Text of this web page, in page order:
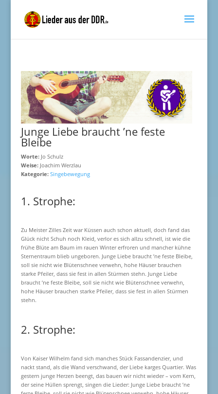
Junge Liebe braucht ’ne feste
Bleibe
Worte:Jo Schulz
Weise:Joachim Werzlau
Kategorie: Singebewegung
1. Strophe:
Zu Meister Zilles Zeit war Küssen auch schon aktuell, doch fand das
Glück nicht Schuh noch Kleid, verlor es sich allzu schnell, ist wie die
frühe Blüte am Baum im rauen Winter erfroren und mancher kühne
Sternentraum blieb ungeboren. Junge Liebe braucht ’ne feste Bleibe,
soll sie nicht wie Blütenschnee verwehn, hohe Häuser brauchen
starke Pfeiler, dass sie fest in allen Stürmen stehn. Junge Liebe
braucht ’ne feste Bleibe, soll sie nicht wie Blütenschnee verwehn,
hohe Häuser brauchen starke Pfeiler, dass sie fest in allen Stürmen
stehn.
2. Strophe:
Von Kaiser Wilhelm fand sich manches Stück Fassandenzier, und
nackt stand, als die Wand verschwand, der Liebe karges Quartier. Was
gestern junge Herzen beengt, das bauen wir nicht wieder – vom Kern,
der seine Hüllen sprengt, singen die Lieder: Junge Liebe braucht ’ne